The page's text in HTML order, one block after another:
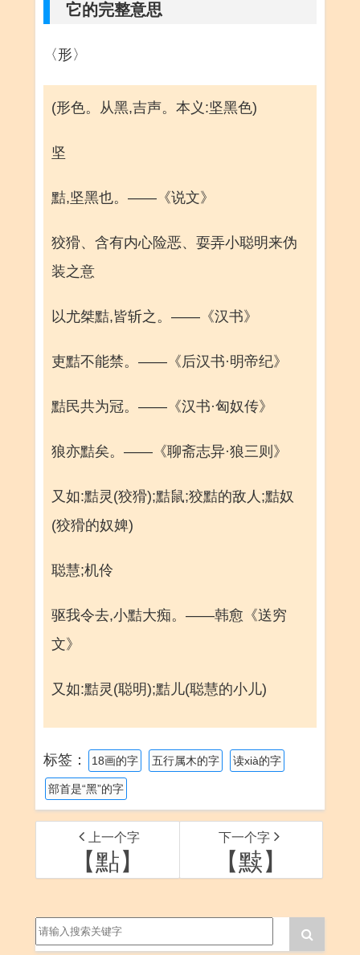
它的完整意思
〈形〉
(形色。从黑,吉声。本义:坚黑色)
坚
黠,坚黑也。——《说文》
狡猾、含有内心险恶、耍弄小聪明来伪
装之意
以尤桀黠,皆斩之。——《汉书》
吏黠不能禁。——《后汉书·明帝纪》
黠民共为冠。——《汉书·匈奴传》
狼亦黠矣。——《聊斋志异·狼三则》
又如:黠灵(狡猾);黠鼠;狡黠的敌人;黠奴
(狡猾的奴婢)
聪慧;机伶
驱我令去,小黠大痴。——韩愈《送穷
文》
又如:黠灵(聪明);黠儿(聪慧的小儿)
标签： 18画的字 五行属木的字 读xià的字
部首是“黑”的字
上一个字
【點】
下一个字
【黩】